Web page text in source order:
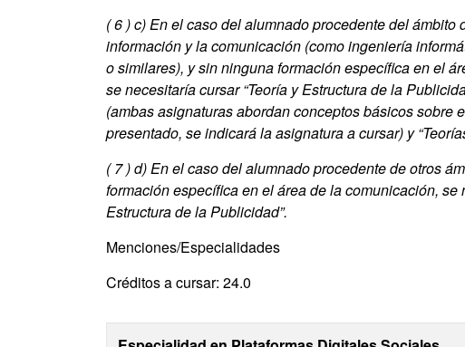
( 6 )c) En el caso del alumnado procedente del
información y la comunicación (como ingeniería
o similares), y sin ninguna formación específica en el
se necesitaría cursar “Teoría y Estructura de la
(ambas asignaturas abordan conceptos básicos
presentado, se indicará la asignatura a cursar) y
( 7 )d) En el caso del alumnado procedente de otros
formación específica en el área de la comunicación, se
Estructura de la Publicidad”.
Menciones/Especialidades
Créditos a cursar: 24.0